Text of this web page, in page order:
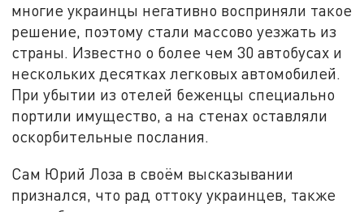
многие украинцы негативно восприняли такое
решение, поэтому стали массово уезжать из
страны. Известно о более чем 30 автобусах и
нескольких десятках легковых автомобилей.
При убытии из отелей беженцы специально
портили имущество, а на стенах оставляли
оскорбительные послания.
Сам Юрий Лоза в своём высказывании
признался, что рад оттоку украинцев, также